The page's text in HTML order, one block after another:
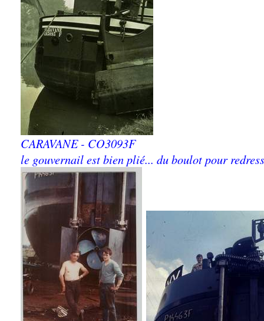
CARAVANE - CO3093F
le gouvernail est bien plié... du boulot pour